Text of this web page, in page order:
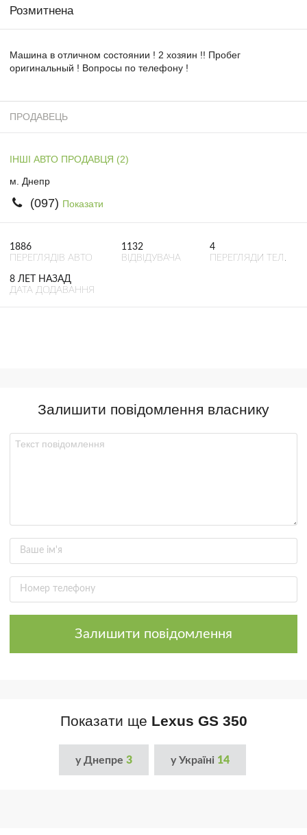
Розмитнена
Машина в отличном состоянии ! 2 хозяин !! Пробег
оригинальный ! Вопросы по телефону !
ПРОДАВЕЦЬ
ІНШІ АВТО ПРОДАВЦЯ (2)
м. Днепр
(097) Показати
1886
ПЕРЕГЛЯДІВ АВТО
1132
ВІДВІДУВАЧА
4
ПЕРЕГЛЯДИ ТЕЛ.
8 ЛЕТ НАЗАД
ДАТА ДОДАВАННЯ
Залишити повідомлення власнику
Залишити повідомлення
Показати ще Lexus GS 350
у Днепре 3 у Україні 14